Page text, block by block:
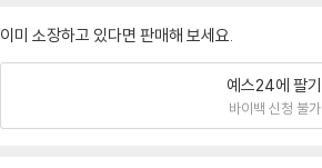
이미 소장하고 있다면 판매해 보세요.
예스24에 팔기
바이백 신청 불가